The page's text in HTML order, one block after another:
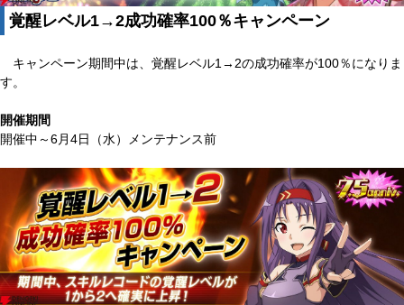
覚醒レベル1→2成功確率100％キャンペーン
キャンペーン期間中は、覚醒レベル1→2の成功確率が100％になりま
す。
開催期間
開催中～6月4日（水）メンテナンス前